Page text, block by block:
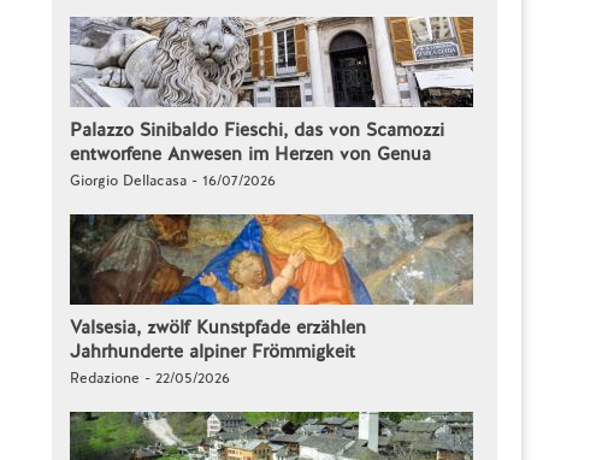
Palazzo Sinibaldo Fieschi, das von Scamozzi
entworfene Anwesen im Herzen von Genua
Giorgio Dellacasa - 16/07/2026
Valsesia, zwölf Kunstpfade erzählen
Jahrhunderte alpiner Frömmigkeit
Redazione - 22/05/2026